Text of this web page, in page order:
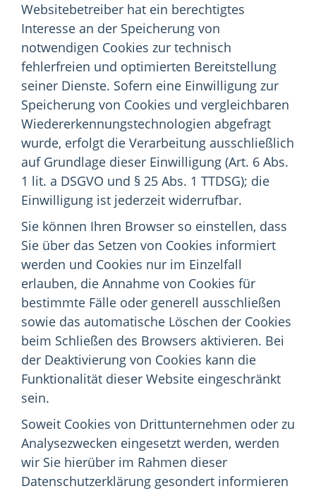
Websitebetreiber hat ein berechtigtes
Interesse an der Speicherung von
notwendigen Cookies zur technisch
fehlerfreien und optimierten Bereitstellung
seiner Dienste. Sofern eine Einwilligung zur
Speicherung von Cookies und vergleichbaren
Wiedererkennungstechnologien abgefragt
wurde, erfolgt die Verarbeitung ausschließlich
auf Grundlage dieser Einwilligung (Art. 6 Abs.
1 lit. a DSGVO und § 25 Abs. 1 TTDSG); die
Einwilligung ist jederzeit widerrufbar.
Sie können Ihren Browser so einstellen, dass
Sie über das Setzen von Cookies informiert
werden und Cookies nur im Einzelfall
erlauben, die Annahme von Cookies für
bestimmte Fälle oder generell ausschließen
sowie das automatische Löschen der Cookies
beim Schließen des Browsers aktivieren. Bei
der Deaktivierung von Cookies kann die
Funktionalität dieser Website eingeschränkt
sein.
Soweit Cookies von Drittunternehmen oder zu
Analysezwecken eingesetzt werden, werden
wir Sie hierüber im Rahmen dieser
Datenschutzerklärung gesondert informieren